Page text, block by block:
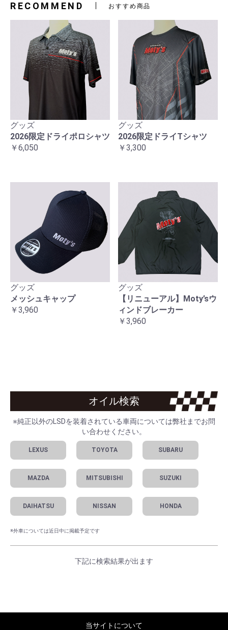
RECOMMEND おすすめ商品
グッズ
2026限定ドライポロシャツ
￥6,050
グッズ
2026限定ドライTシャツ
￥3,300
グッズ
メッシュキャップ
￥3,960
グッズ
【リニューアル】Moty’sウ
ィンドブレーカー
￥3,960
オイル検索
※純正以外のLSDを装着されている車両については弊社までお問
い合わせください。
LEXUS TOYOTA SUBARU
MAZDA MITSUBISHI SUZUKI
DAIHATSU NISSAN HONDA
※外車については近日中に掲載予定です
下記に検索結果が出ます
当サイトについて